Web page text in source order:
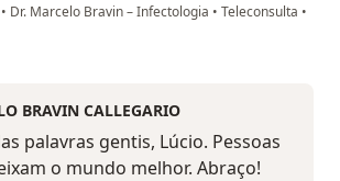
• Dr. Marcelo Bravin – Infectologia • Teleconsulta •
Lúcio Fortes de Melo
BRAVIN CALLEGARIO
palavras gentis, Lúcio. Pessoas
o mundo melhor. Abraço!